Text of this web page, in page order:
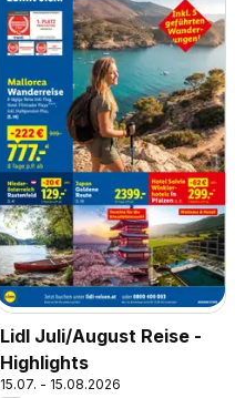
Lidl Juli/August Reise -
Highlights
15.07. - 15.08.2026